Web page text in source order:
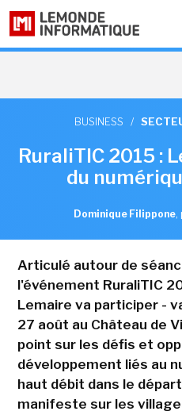
BUSINESS /
RuraliTIC 2015 :
du
Dominique Filippone,
Articulé autour de
l'événement RuraliTIC
Lemaire va participer -
27 août au Château de
point sur les défis et
développement liés au
haut débit dans le
manifeste sur les